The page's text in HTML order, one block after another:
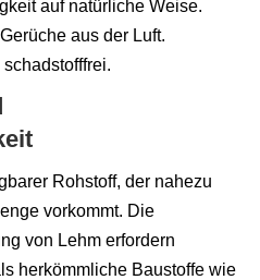
auf natürliche Weise.
aus der Luft.
Rohstoff, der nahezu
vorkommt. Die
von Lehm erfordern
herkömmliche Baustoffe wie